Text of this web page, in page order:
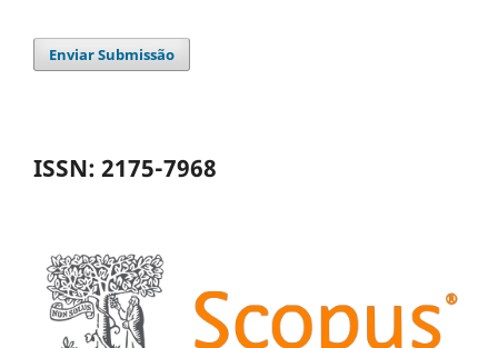
Enviar Submissão
ISSN: 2175-7968